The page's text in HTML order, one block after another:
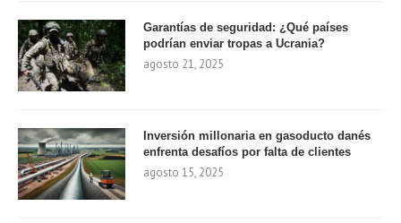
Garantías de seguridad: ¿Qué países
podrían enviar tropas a Ucrania?
agosto 21, 2025
Inversión millonaria en gasoducto danés
enfrenta desafíos por falta de clientes
agosto 15, 2025